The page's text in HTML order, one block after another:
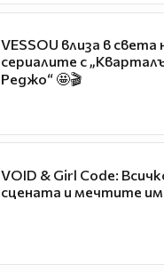
VESSOU влиза в света
сериалите с
Реджо“ 🤩🎬
VOID & Girl Code:
сцената и мечтите им